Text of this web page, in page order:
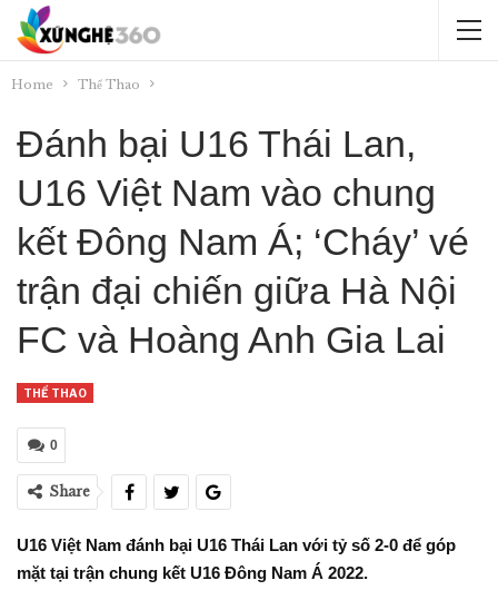
Home Thể Thao
Đánh bại U16 Thái Lan,
U16 Việt Nam vào chung
kết Đông Nam Á; ‘Cháy’ vé
trận đại chiến giữa Hà Nội
FC và Hoàng Anh Gia Lai
THỂ THAO
0
Share
U16 Việt Nam đánh bại U16 Thái Lan với tỷ số 2-0 để góp
mặt tại trận chung kết U16 Đông Nam Á 2022.